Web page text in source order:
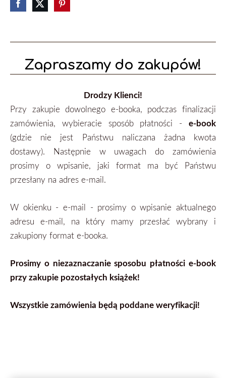
Zapraszamy do zakupów!
Drodzy Klienci!
Przy zakupie dowolnego e-booka, podczas finalizacji
zamówienia, wybieracie sposób płatności - e-book
(gdzie nie jest Państwu naliczana żadna kwota
dostawy). Następnie w uwagach do zamówienia
prosimy o wpisanie, jaki format ma być Państwu
przesłany na adres e-mail.
W okienku - e-mail - prosimy o wpisanie aktualnego
adresu e-mail, na który mamy przesłać wybrany i
zakupiony format e-booka.
Prosimy o niezaznaczanie sposobu płatności e-book
przy zakupie pozostałych książek!
Wszystkie zamówienia będą poddane weryfikacji!